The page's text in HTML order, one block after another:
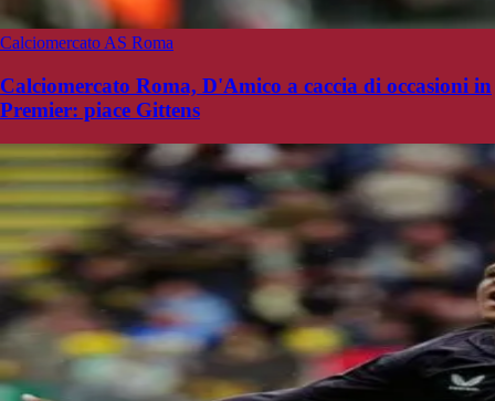
Calciomercato AS Roma
Calciomercato Roma, D'Amico a caccia di occasioni in
Premier: piace Gittens